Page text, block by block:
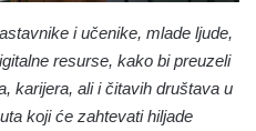
i učenike, mlade ljude,
resurse, kako bi preuzeli
karijera, ali i čitavih društava u
koji će zahtevati hiljade